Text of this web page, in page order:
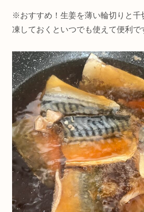
※おすすめ！生姜を薄い輪切りと千
凍しておくといつでも使えて便利で